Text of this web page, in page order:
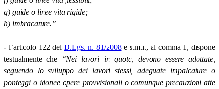
g) guide o linee vita rigide;
h) imbracature.”
- l’articolo 122 del D.Lgs. n. 81/2008e s.m.i., al comma 1, dispone
testualmente che
“Nei lavori in quota, devono essere adottate,
seguendo lo sviluppo dei lavori stessi, adeguate impalcature o
ponteggi o idonee opere provvisionali o comunque precauzioni atte